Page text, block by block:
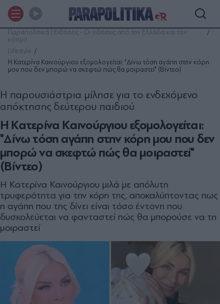
Παραπολιτικά | Ειδήσεις - Οι ειδήσεις από την Ελλάδα και τον
κόσμο
Lifestyle
Η Κατερίνα Καινούργιου εξομολογείται: "Δίνω τόση αγάπη στην κόρη
μου που δεν μπορώ να σκεφτώ πώς θα μοιραστεί" (Βίντεο)
Η Κατερίνα Καινούργιου εξομολογείται:
"Δίνω τόση αγάπη στην κόρη μου που δεν
μπορώ να σκεφτώ πώς θα μοιραστεί"
(Βίντεο)
Η παρουσιάστρια μίλησε για το ενδεχόμενο
απόκτησης δεύτερου παιδιού
Η Κατερίνα Καινούργιου μιλά με απόλυτη
τρυφερότητα για την κόρη της, αποκαλύπτοντας πως
η αγάπη που της δίνει είναι τόσο έντονη που
δυσκολεύεται να φανταστεί πώς θα μπορούσε να τη
μοιραστεί